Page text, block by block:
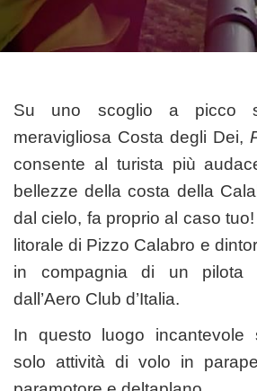
Su uno scoglio a picco
meravigliosa Costa degli Dei,
consente al turista più
bellezze della costa della
dal cielo, fa proprio al caso
litorale di Pizzo Calabro e
in compagnia di un pilota
dall’Aero Club d’Italia.
In questo luogo incantevole
solo attività di volo in